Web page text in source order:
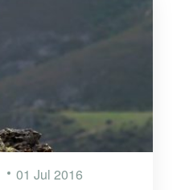
01 Jul 2016